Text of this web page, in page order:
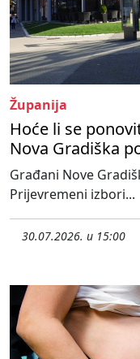
Županija
Hoće li se
Nova Gradiška
Građani Nove
Prijevremeni izbori...
30.07.2026. u 15:00